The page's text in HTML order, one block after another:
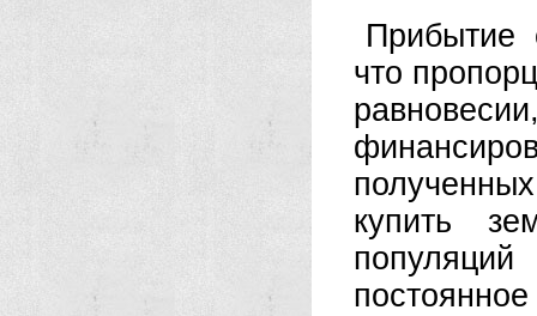
Прибытие
что
купить